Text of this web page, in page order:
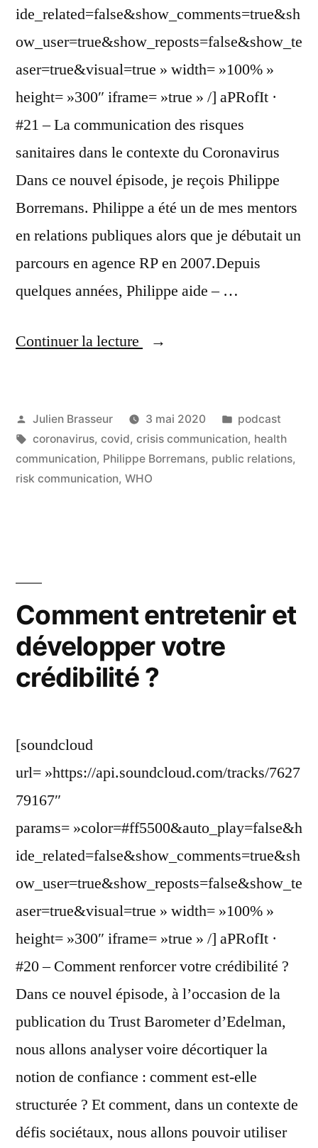
ide_related=false&show_comments=true&sh
ow_user=true&show_reposts=false&show_te
aser=true&visual=true » width= »100% »
height= »300″ iframe= »true » /] aPRofIt ·
#21 – La communication des risques
sanitaires dans le contexte du Coronavirus
Dans ce nouvel épisode, je reçois Philippe
Borremans. Philippe a été un de mes mentors
en relations publiques alors que je débutait un
parcours en agence RP en 2007.Depuis
quelques années, Philippe aide – …
Continuer la lecture
« La
risques
sanitaires
dans
Publié
par
Julien Brasseur 3 mai 2020
Publié
dans
podcast
Étiquettes :
coronavirus, covid, crisis communication, health
communication, Philippe Borremans, public relations,
risk communication, WHO
Comment entretenir et
développer votre
crédibilité ?
[soundcloud
url= »https://api.soundcloud.com/tracks/7627
79167″
params= »color=#ff5500&auto_play=false&h
ide_related=false&show_comments=true&sh
ow_user=true&show_reposts=false&show_te
aser=true&visual=true » width= »100% »
height= »300″ iframe= »true » /] aPRofIt ·
#20 – Comment renforcer votre crédibilité ?
Dans ce nouvel épisode, à l’occasion de la
publication du Trust Barometer d’Edelman,
nous allons analyser voire décortiquer la
notion de confiance : comment est-elle
structurée ? Et comment, dans un contexte de
défis sociétaux, nous allons pouvoir utiliser